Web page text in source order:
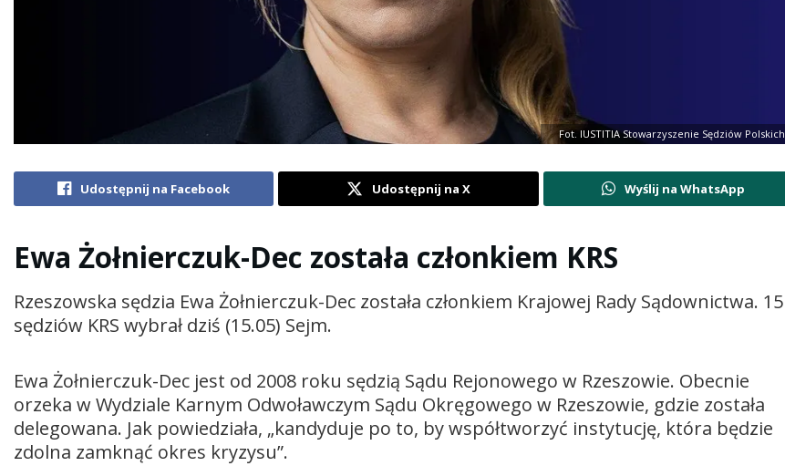
Fot. IUSTITIA Stowarzyszenie Sędziów Polskich
Udostępnij na Facebook Udostępnij na X Wyślij na WhatsApp
Ewa Żołnierczuk-Dec została członkiem KRS
Rzeszowska sędzia Ewa Żołnierczuk-Dec została członkiem Krajowej Rady Sądownictwa. 15
sędziów KRS wybrał dziś (15.05) Sejm.
Ewa Żołnierczuk-Dec jest od 2008 roku sędzią Sądu Rejonowego w Rzeszowie. Obecnie
orzeka w Wydziale Karnym Odwoławczym Sądu Okręgowego w Rzeszowie, gdzie została
delegowana. Jak powiedziała, „kandyduje po to, by współtworzyć instytucję, która będzie
zdolna zamknąć okres kryzysu”.